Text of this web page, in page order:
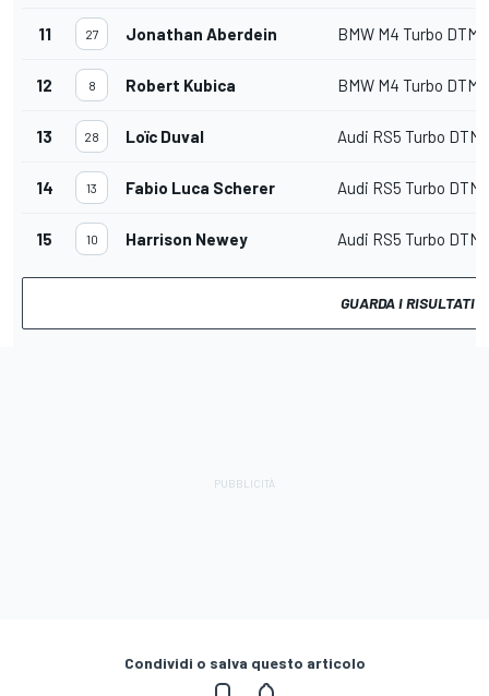
11 27 Jonathan Aberdein BMW M4 Turbo DTM
12 8 Robert Kubica BMW M4 Turbo DTM
13 28 Loïc Duval Audi RS5 Turbo DTM
14 13 Fabio Luca Scherer Audi RS5 Turbo DTM
15 10 Harrison Newey Audi RS5 Turbo DTM
GUARDA I RISULTATI
Condividi o salva questo articolo